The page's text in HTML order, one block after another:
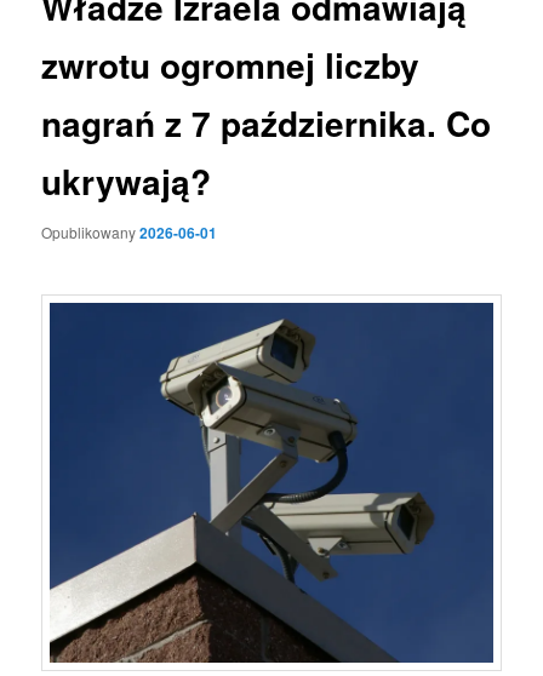
zwrotu ogromnej liczby
nagrań z 7 października. Co
ukrywają?
Opublikowany2026-06-01